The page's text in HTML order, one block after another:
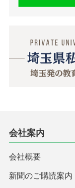
会社案内
会社概要
新聞のご購読案内